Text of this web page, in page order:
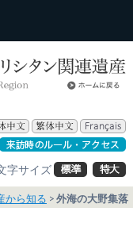
字サイズ
から知る 外海の大野集落